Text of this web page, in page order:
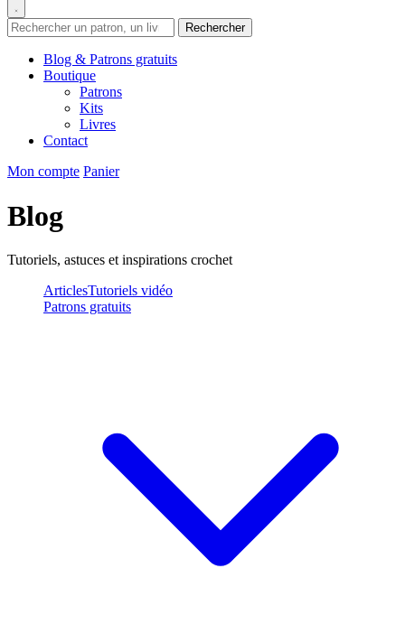
Rechercher
Blog & Patrons gratuits
Boutique
Patrons
Kits
Livres
Contact
Mon compte Panier
Blog
Tutoriels, astuces et inspirations crochet
ArticlesTutoriels vidéo
Patrons gratuits